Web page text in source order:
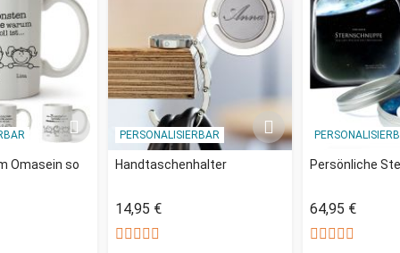
Omasein so
PERSONALISIERBAR
Handtaschenhalter
14,95 €
Persönliche
64,95 €